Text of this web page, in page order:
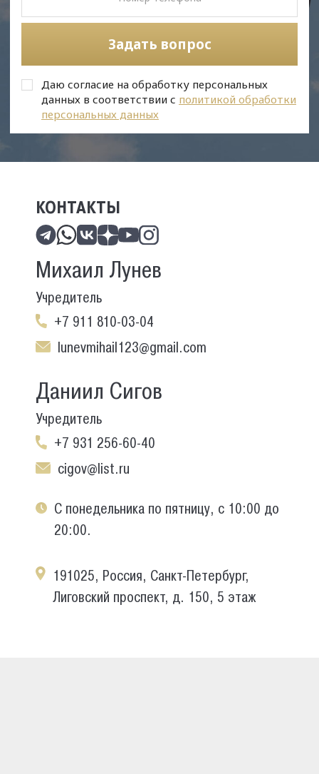
Задать вопрос
Даю согласие на обработку персональных
данных в соответствии с политикой обработки
персональных данных
КОНТАКТЫ
Михаил Лунев
Учредитель
+7 911 810-03-04
lunevmihail123@gmail.com
Даниил Сигов
Учредитель
+7 931 256-60-40
cigov@list.ru
С понедельника по пятницу, с 10:00 до
20:00.
191025, Россия, Санкт-Петербург,
Лиговский проспект, д. 150, 5 этаж